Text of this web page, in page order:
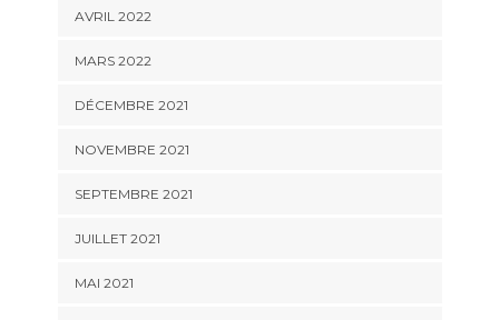
AVRIL 2022
MARS 2022
DÉCEMBRE 2021
NOVEMBRE 2021
SEPTEMBRE 2021
JUILLET 2021
MAI 2021